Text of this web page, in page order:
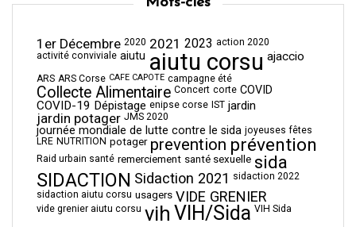
1er Décembre 2020 2021 2023 action 2020
activité conviviale aiutu aiutu corsu ajaccio
ARS ARS Corse CAFE CAPOTE campagne été
Collecte Alimentaire Concert corte COVID
COVID-19 Dépistage enipse corse IST jardin
jardin potager JMS 2020
journée mondiale de lutte contre le sida joyeuses fêtes
LRE NUTRITION potager prevention prévention
Raid urbain santé remerciement santé sexuelle sida
SIDACTION Sidaction 2021 sidaction 2022
sidaction aiutu corsu usagers VIDE GRENIER
vide grenier aiutu corsu vih VIH/Sida VIH Sida